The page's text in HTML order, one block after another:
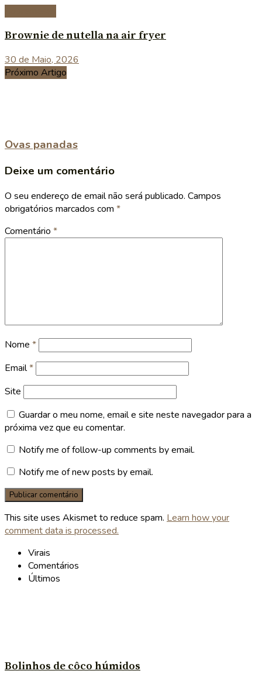
Brownie de nutella na air fryer
30 de Maio, 2026
Próximo Artigo
Ovas panadas
Deixe um comentário
O seu endereço de email não será publicado. Campos
obrigatórios marcados com *
Comentário *
Nome *
Email*
Site
Guardar o meu nome, email e site neste navegador para a
próxima vez que eu comentar.
Notify me of follow-up comments by email.
Notify me of new posts by email.
This site uses Akismet to reduce spam. Learn how your
comment data is processed.
Virais
Comentários
Últimos
Bolinhos de côco húmidos